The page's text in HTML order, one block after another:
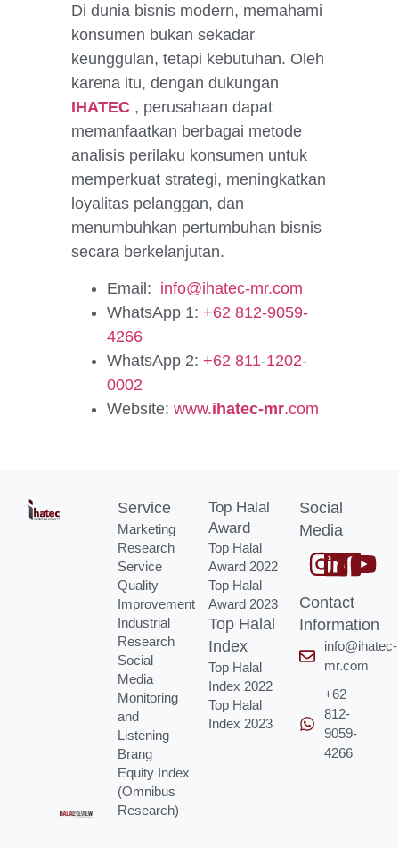
Di dunia bisnis modern, memahami
konsumen bukan sekadar
keunggulan, tetapi kebutuhan. Oleh
karena itu, dengan dukungan
IHATEC , perusahaan dapat
memanfaatkan berbagai metode
analisis perilaku konsumen untuk
memperkuat strategi, meningkatkan
loyalitas pelanggan, dan
menumbuhkan pertumbuhan bisnis
secara berkelanjutan.
Email: info@ihatec-mr.com
WhatsApp 1: +62 812-9059-
4266
WhatsApp 2: +62 811-1202-
0002
Website: www.ihatec-mr.com
Service
Marketing
Research
Service
Quality
Improvement
Industrial
Research
Social
Media
Monitoring
and
Listening
Brang
Equity Index
(Omnibus
Research)
Top Halal
Award
Top Halal
Award 2022
Top Halal
Award 2023
Top Halal
Index
Top Halal
Index 2022
Top Halal
Index 2023
Social
Media
Contact
Information
info@ihatec-
mr.com
+62
812-
9059-
4266